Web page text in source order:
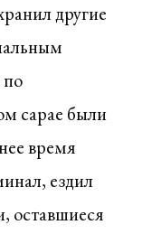
другие
по
сарае были
время
ездил
оставшиеся